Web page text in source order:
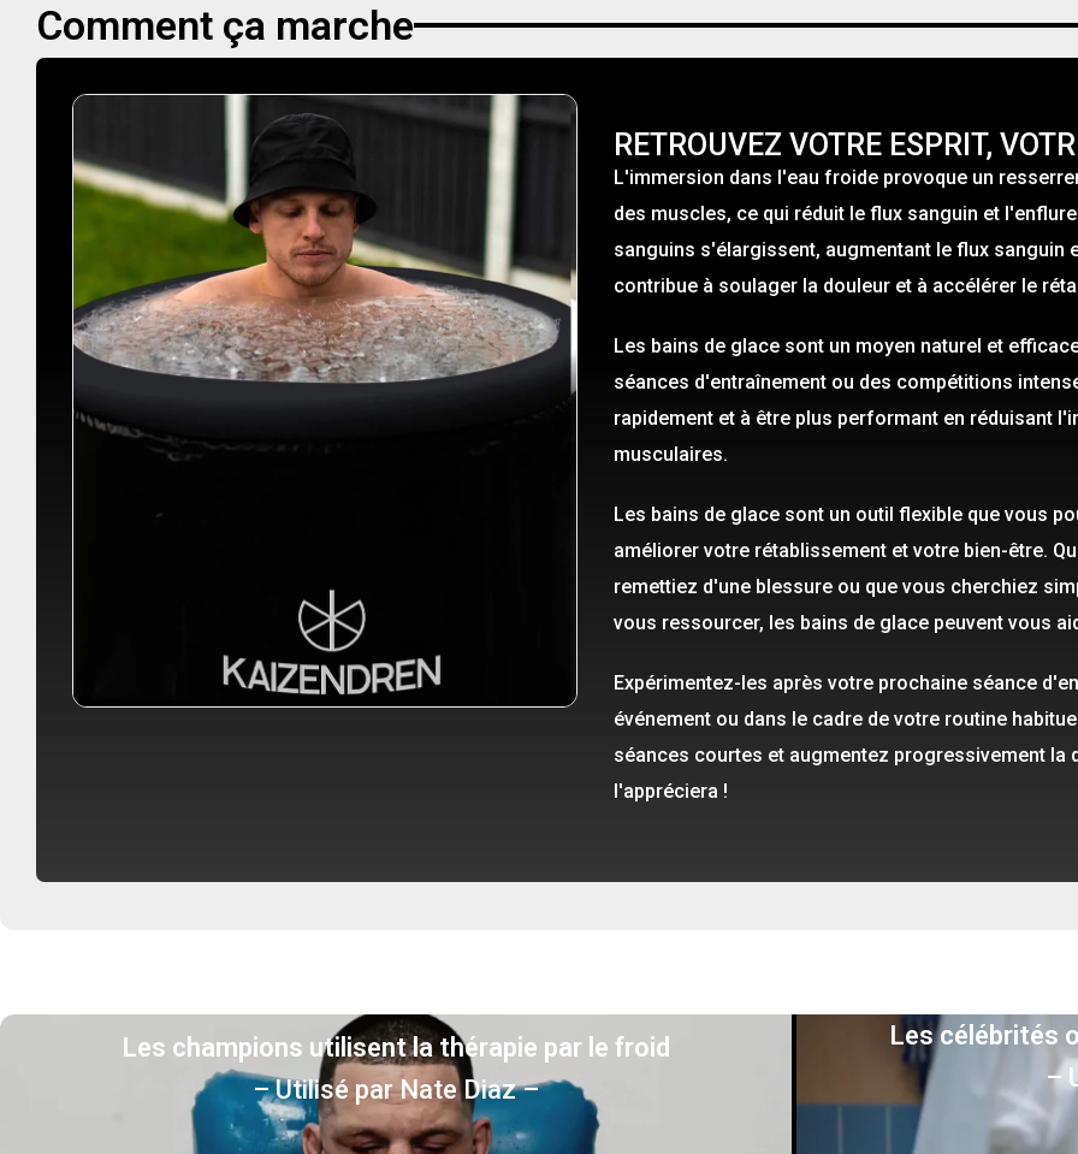
Comment ça marche
RETROUVEZ VOTRE ESPRIT,
L'immersion dans l'eau froide provoque un
des muscles, ce qui réduit le flux sanguin et
sanguins s'élargissent, augmentant le flux sanguin
contribue à soulager la douleur et à accélérer le
Les bains de glace sont un moyen naturel et
séances d'entraînement ou des compétitions
rapidement et à être plus performant en réduisant
musculaires.
Les bains de glace sont un outil flexible que vous
améliorer votre rétablissement et votre bien-être.
remettiez d'une blessure ou que vous cherchiez
vous ressourcer, les bains de glace peuvent vous
Expérimentez-les après votre prochaine séance
événement ou dans le cadre de votre routine
séances courtes et augmentez progressivement la
l'appréciera !
Les champions utilisent la thérapie par le froid
– Utilisé par Nate Diaz –
Les célébrités
–